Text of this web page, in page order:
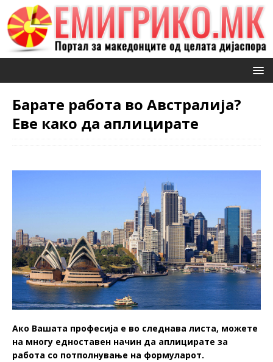
Барате работа во Австралија?
Еве како да аплицирате
Ако Вашата професија е во следнава листа, можете
на многу едноставен начин да аплицирате за
работа со потполнување на формуларот.